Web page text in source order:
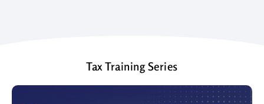
Tax Training Series